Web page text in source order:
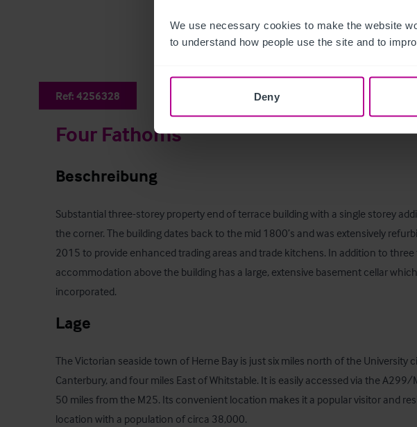
We use necessary cookies to make the website
to understand how people use the site and to
Deny
Ref: 4256328
Four Fathoms
Beschreibung
Substantial three-storey property end of terrace building with a single storey
the corner. The building dates back to the mid 1800’s and was extensively
2015 to provide enhanced trading areas and trade kitchens. In addition to
accommodation above the building has a large, extensive basement cellar
incorporated.
Lage
The Victorian seaside town of Herne Bay is just six miles north of the University
Canterbury, and four miles East of Whitstable. It is easily accessed via the A299/
50 miles from the M25. Its convenient location makes it a popular visitor and
location with a population of circa 38,000.